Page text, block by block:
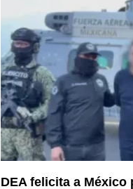
DEA felicita a México